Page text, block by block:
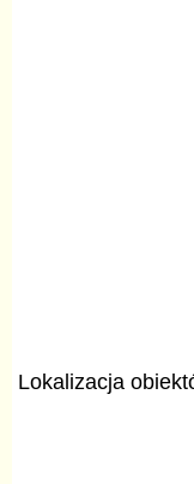
Lokalizacja